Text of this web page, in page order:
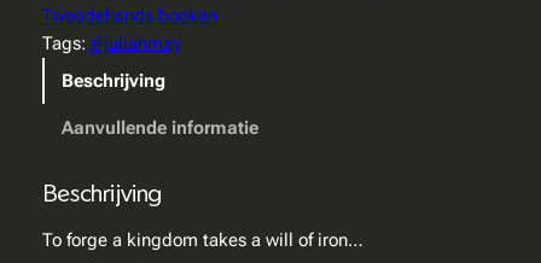
a
n
o
n
Tweedehands boeken
Tags: #julianmay
Beschrijving
Aanvullende informatie
Beschrijving
To forge a kingdom takes a will of iron…